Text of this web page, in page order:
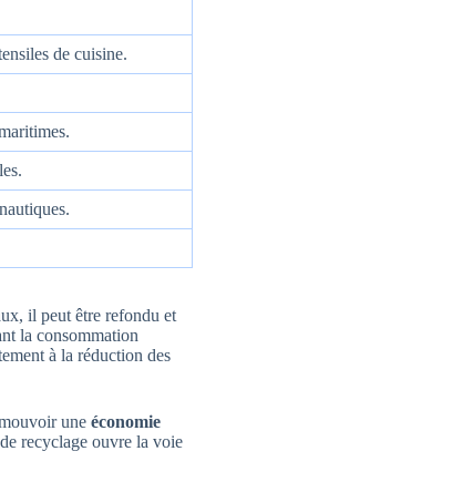
de cuisine.
il peut être refondu et
la consommation
à la réduction des
une économie
recyclage ouvre la voie